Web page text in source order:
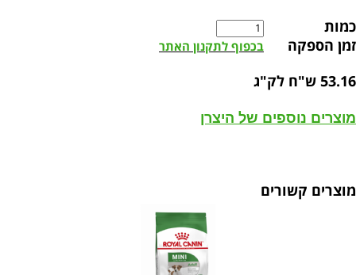
כמות
זמן הספקה
בכפוף לתקנון האתר
53.16 ש"ח לק"ג
מוצרים נוספים של היצרן
מוצרים קשורים